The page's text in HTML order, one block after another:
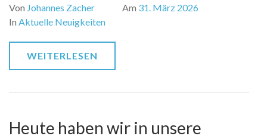
Von Johannes Zacher Am 31. März 2026
In Aktuelle Neuigkeiten
WEITERLESEN
Heute haben wir in unsere